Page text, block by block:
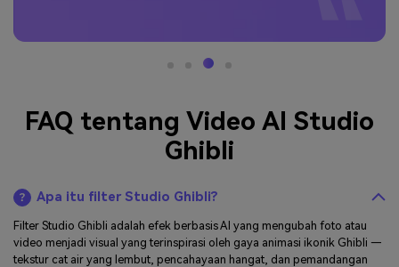
FAQ tentang Video AI Studio
Ghibli
Apa itu filter Studio Ghibli?
Filter Studio Ghibli adalah efek berbasis AI yang mengubah foto atau
video menjadi visual yang terinspirasi oleh gaya animasi ikonik Ghibli —
tekstur cat air yang lembut, pencahayaan hangat, dan pemandangan